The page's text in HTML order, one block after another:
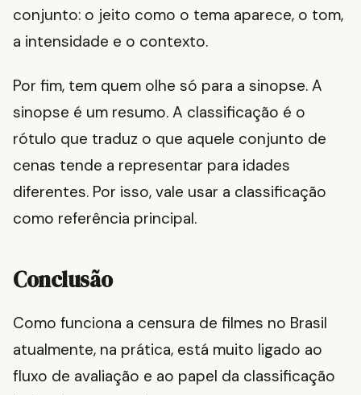
conjunto: o jeito como o tema aparece, o tom,
a intensidade e o contexto.
Por fim, tem quem olhe só para a sinopse. A
sinopse é um resumo. A classificação é o
rótulo que traduz o que aquele conjunto de
cenas tende a representar para idades
diferentes. Por isso, vale usar a classificação
como referência principal.
Conclusão
Como funciona a censura de filmes no Brasil
atualmente, na prática, está muito ligado ao
fluxo de avaliação e ao papel da classificação